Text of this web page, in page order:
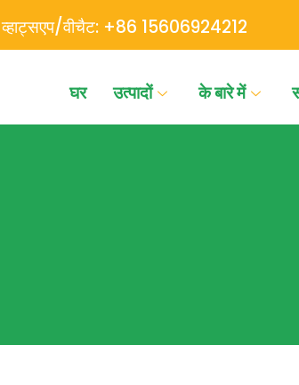
व्हाट्सएप/वीचैट: +86 15606924212
घर उत्पादों के बारे में